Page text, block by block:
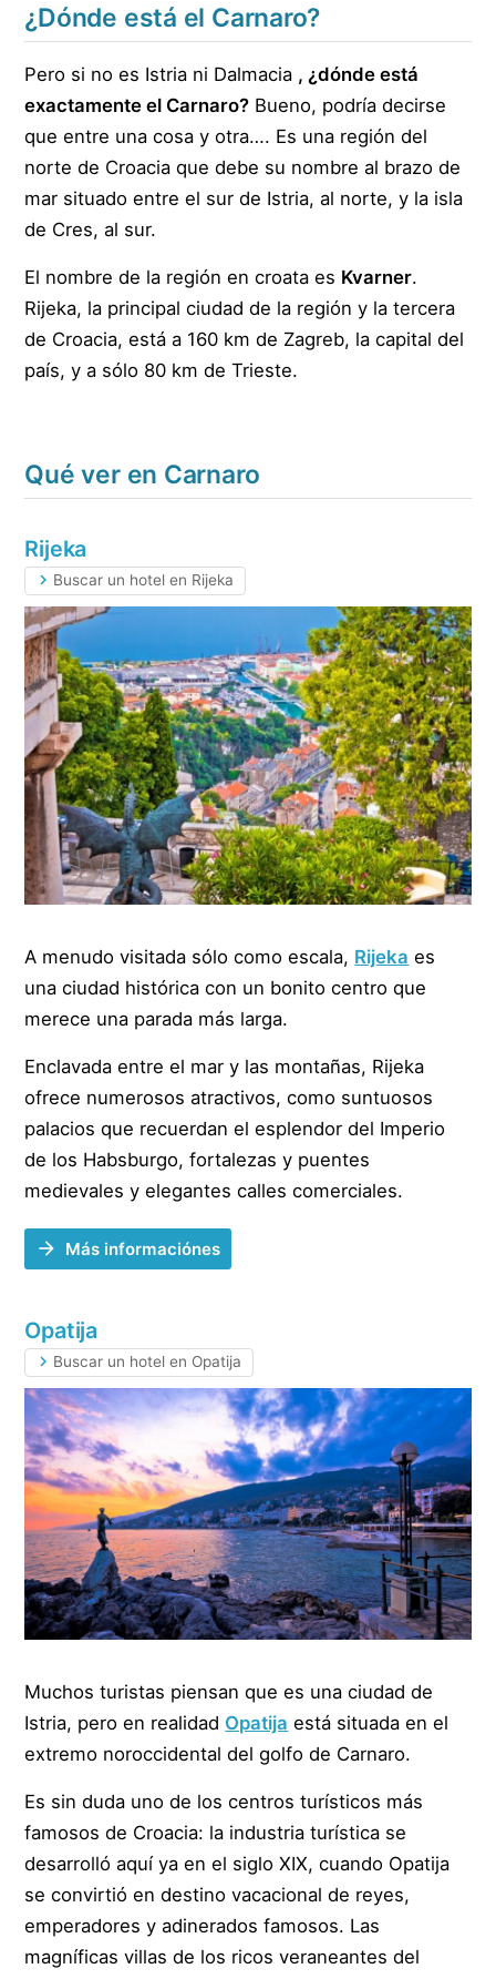
¿Dónde está el Carnaro?
Pero si no es Istria ni Dalmacia , ¿dónde está
exactamente el Carnaro? Bueno, podría decirse
que entre una cosa y otra…. Es una región del
norte de Croacia que debe su nombre al brazo de
mar situado entre el sur de Istria, al norte, y la isla
de Cres, al sur.
El nombre de la región en croata es Kvarner.
Rijeka, la principal ciudad de la región y la tercera
de Croacia, está a 160 km de Zagreb, la capital del
país, y a sólo 80 km de Trieste.
Qué ver en Carnaro
Rijeka
Buscar un hotel en Rijeka
A menudo visitada sólo como escala, Rijeka es
una ciudad histórica con un bonito centro que
merece una parada más larga.
Enclavada entre el mar y las montañas, Rijeka
ofrece numerosos atractivos, como suntuosos
palacios que recuerdan el esplendor del Imperio
de los Habsburgo, fortalezas y puentes
medievales y elegantes calles comerciales.
Más informaciónes
Opatija
Buscar un hotel en Opatija
Muchos turistas piensan que es una ciudad de
Istria, pero en realidad Opatija está situada en el
extremo noroccidental del golfo de Carnaro.
Es sin duda uno de los centros turísticos más
famosos de Croacia: la industria turística se
desarrolló aquí ya en el siglo XIX, cuando Opatija
se convirtió en destino vacacional de reyes,
emperadores y adinerados famosos. Las
magníficas villas de los ricos veraneantes del